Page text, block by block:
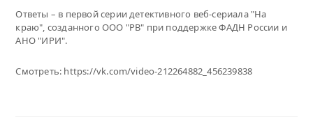
Ответы – в первой серии детективного веб-сериала "На
краю", созданного ООО "РВ" при поддержке ФАДН России и
АНО "ИРИ".
Смотреть: https://vk.com/video-212264882_456239838